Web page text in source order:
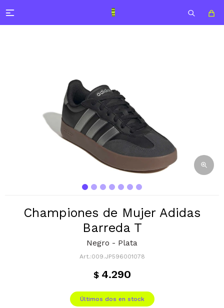

Championes de Mujer Adidas
Barreda T
Negro - Plata
009.JP596001078
$ 4.290
Últimos dos en stock